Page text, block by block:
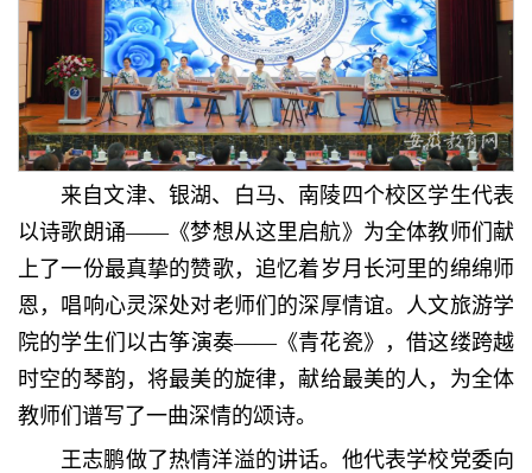
来自文津、银湖、白马、南陵四个校区学生代表
以诗歌朗诵——《梦想从这里启航》为全体教师们献
上了一份最真挚的赞歌，追忆着岁月长河里的绵绵师
恩，唱响心灵深处对老师们的深厚情谊。人文旅游学
院的学生们以古筝演奏——《青花瓷》，借这缕跨越
时空的琴韵，将最美的旋律，献给最美的人，为全体
教师们谱写了一曲深情的颂诗。
王志鹏做了热情洋溢的讲话。他代表学校党委向